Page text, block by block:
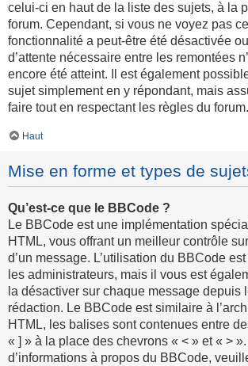
celui-ci en haut de la liste des sujets, à la
forum. Cependant, si vous ne voyez pas
fonctionnalité a peut-être été désactivée
d’attente nécessaire entre les remontées
encore été atteint. Il est également
sujet simplement en y répondant, mais
faire tout en respectant les règles du forum.
Haut
Mise en forme et types de
Qu’est-ce que le BBCode ?
Le BBCode est une implémentation
HTML, vous offrant un meilleur contrôle
d’un message. L’utilisation du BBCode
les administrateurs, mais il vous est
la désactiver sur chaque message depuis
rédaction. Le BBCode est similaire à
HTML, les balises sont contenues entre
« ] » à la place des chevrons « < » et « >
d’informations à propos du BBCode,